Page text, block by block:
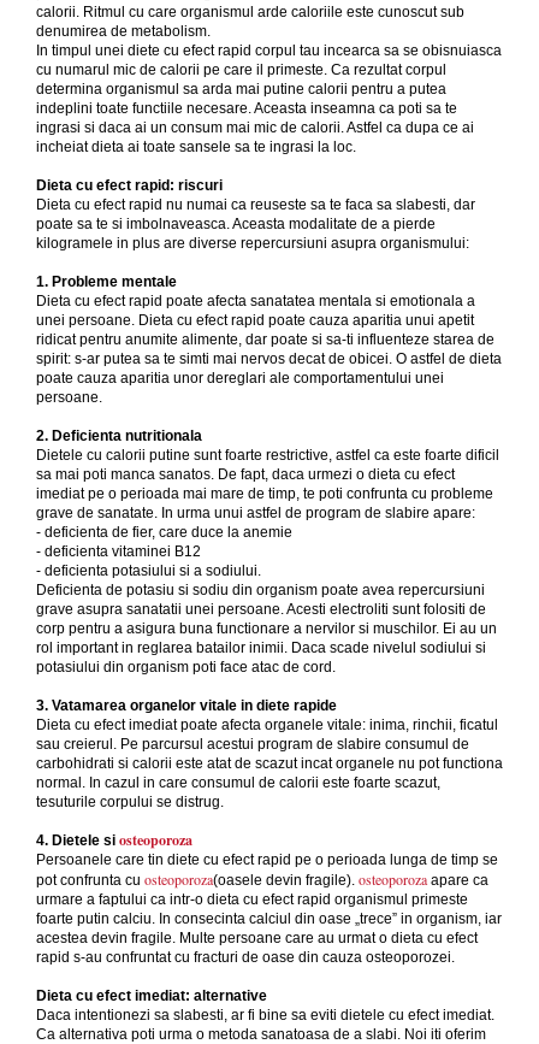
calorii. Ritmul cu care organismul arde caloriile este cunoscut sub
denumirea de metabolism.
In timpul unei diete cu efect rapid corpul tau incearca sa se obisnuiasca
cu numarul mic de calorii pe care il primeste. Ca rezultat corpul
determina organismul sa arda mai putine calorii pentru a putea
indeplini toate functiile necesare. Aceasta inseamna ca poti sa te
ingrasi si daca ai un consum mai mic de calorii. Astfel ca dupa ce ai
incheiat dieta ai toate sansele sa te ingrasi la loc.
Dieta cu efect rapid: riscuri
Dieta cu efect rapid nu numai ca reuseste sa te faca sa slabesti, dar
poate sa te si imbolnaveasca. Aceasta modalitate de a pierde
kilogramele in plus are diverse repercursiuni asupra organismului:
1. Probleme mentale
Dieta cu efect rapid poate afecta sanatatea mentala si emotionala a
unei persoane. Dieta cu efect rapid poate cauza aparitia unui apetit
ridicat pentru anumite alimente, dar poate si sa-ti influenteze starea de
spirit: s-ar putea sa te simti mai nervos decat de obicei. O astfel de dieta
poate cauza aparitia unor dereglari ale comportamentului unei
persoane.
2. Deficienta nutritionala
Dietele cu calorii putine sunt foarte restrictive, astfel ca este foarte dificil
sa mai poti manca sanatos. De fapt, daca urmezi o dieta cu efect
imediat pe o perioada mai mare de timp, te poti confrunta cu probleme
grave de sanatate. In urma unui astfel de program de slabire apare:
- deficienta de fier, care duce la anemie
- deficienta vitaminei B12
- deficienta potasiului si a sodiului.
Deficienta de potasiu si sodiu din organism poate avea repercursiuni
grave asupra sanatatii unei persoane. Acesti electroliti sunt folositi de
corp pentru a asigura buna functionare a nervilor si muschilor. Ei au un
rol important in reglarea batailor inimii. Daca scade nivelul sodiului si
potasiului din organism poti face atac de cord.
3. Vatamarea organelor vitale in diete rapide
Dieta cu efect imediat poate afecta organele vitale: inima, rinchii, ficatul
sau creierul. Pe parcursul acestui program de slabire consumul de
carbohidrati si calorii este atat de scazut incat organele nu pot functiona
normal. In cazul in care consumul de calorii este foarte scazut,
tesuturile corpului se distrug.
4. Dietele si osteoporoza
Persoanele care tin diete cu efect rapid pe o perioada lunga de timp se
pot confrunta cu osteoporoza(oasele devin fragile). osteoporoza apare ca
urmare a faptului ca intr-o dieta cu efect rapid organismul primeste
foarte putin calciu. In consecinta calciul din oase „trece” in organism, iar
acestea devin fragile. Multe persoane care au urmat o dieta cu efect
rapid s-au confruntat cu fracturi de oase din cauza osteoporozei.
Dieta cu efect imediat: alternative
Daca intentionezi sa slabesti, ar fi bine sa eviti dietele cu efect imediat.
Ca alternativa poti urma o metoda sanatoasa de a slabi. Noi iti oferim